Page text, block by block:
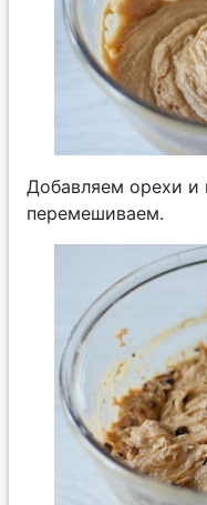
Добавляем орехи
перемешиваем.